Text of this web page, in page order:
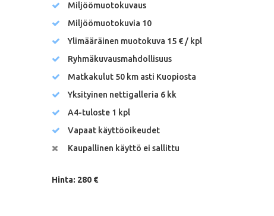
Miljöömuotokuvaus
Miljöömuotokuvia 10
Ylimääräinen muotokuva 15 € / kpl
Ryhmäkuvausmahdollisuus
Matkakulut 50 km asti Kuopiosta
Yksityinen nettigalleria 6 kk
A4-tuloste 1 kpl
Vapaat käyttöoikeudet
Kaupallinen käyttö ei sallittu
Hinta: 280 €